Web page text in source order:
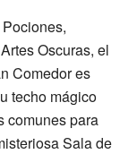
Oscuras, el
Comedor es
techo mágico
comunes para
Sala de